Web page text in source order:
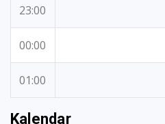
23:00
00:00
01:00
Kalendar